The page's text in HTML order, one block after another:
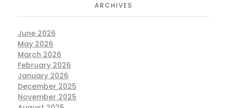
ARCHIVES
June 2026
May 2026
March 2026
February 2026
January 2026
December 2025
November 2025